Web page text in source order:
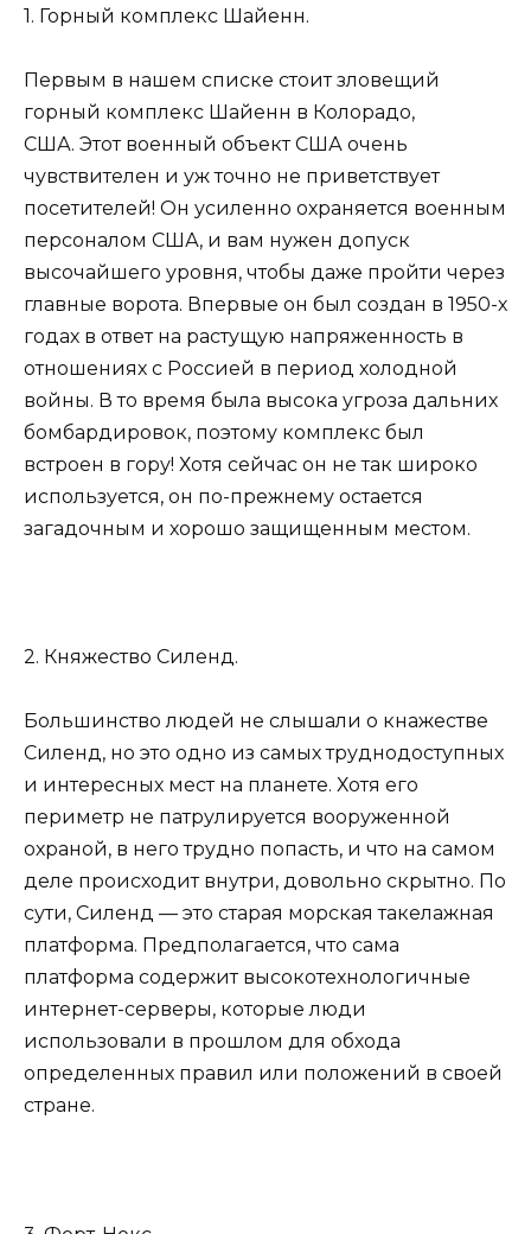
1. Горный комплекс Шайенн.
Первым в нашем списке стоит зловещий
горный комплекс Шайенн в Колорадо,
США. Этот военный объект США очень
чувствителен и уж точно не приветствует
посетителей! Он усиленно охраняется военным
персоналом США, и вам нужен допуск
высочайшего уровня, чтобы даже пройти через
главные ворота. Впервые он был создан в 1950-х
годах в ответ на растущую напряженность в
отношениях с Россией в период холодной
войны. В то время была высока угроза дальних
бомбардировок, поэтому комплекс был
встроен в гору! Хотя сейчас он не так широко
используется, он по-прежнему остается
загадочным и хорошо защищенным местом.
2. Княжество Силенд.
Большинство людей не слышали о кнажестве
Силенд, но это одно из самых труднодоступных
и интересных мест на планете. Хотя его
периметр не патрулируется вооруженной
охраной, в него трудно попасть, и что на самом
деле происходит внутри, довольно скрытно. По
сути, Силенд — это старая морская такелажная
платформа. Предполагается, что сама
платформа содержит высокотехнологичные
интернет-серверы, которые люди
использовали в прошлом для обхода
определенных правил или положений в своей
стране.